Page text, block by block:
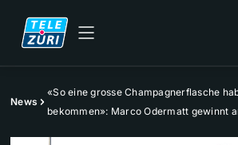
News
«So eine grosse Champagnerflasche
bekommen»: Marco Odermatt gewinnt